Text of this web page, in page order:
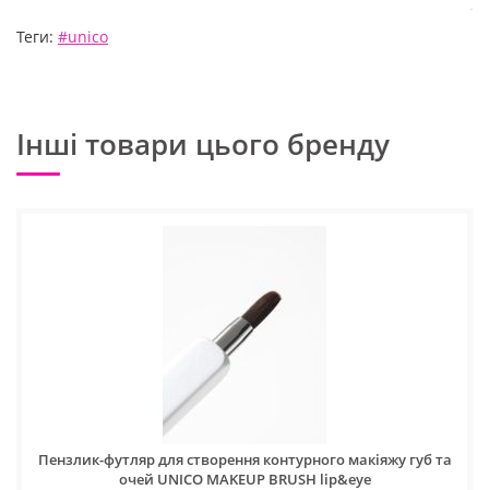
Теги: #unico
Інші товари цього бренду
Пензлик-футляр для створення контурного макіяжу губ та
очей UNICO MAKEUP BRUSH lip&eye